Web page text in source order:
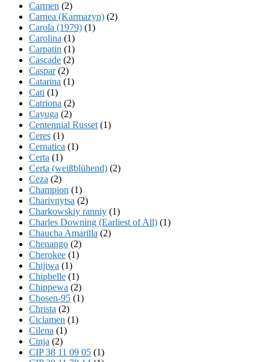
Carmen (2)
Carnea (Karmazyn) (2)
Carola (1979) (1)
Carolina (1)
Carpatin (1)
Cascade (2)
Caspar(2)
Catarina (1)
Cati (1)
Catriona (2)
Cayuga (2)
Centennial Russet (1)
Ceres (1)
Cernatica (1)
Certa (1)
Certa (weißblühend) (2)
Ceza (2)
Champion (1)
Charivnytsa (2)
Charkowskiy ranniy (1)
Charles Downing (Earliest of All) (1)
Chaucha Amarilla (2)
Chenango (2)
Cherokee (1)
Chijiwa (1)
Chipbelle (1)
Chippewa (2)
Chosen-95 (1)
Christa (2)
Ciclamen (1)
Cilena (1)
Cinja (2)
CIP 38 11 09 05 (1)